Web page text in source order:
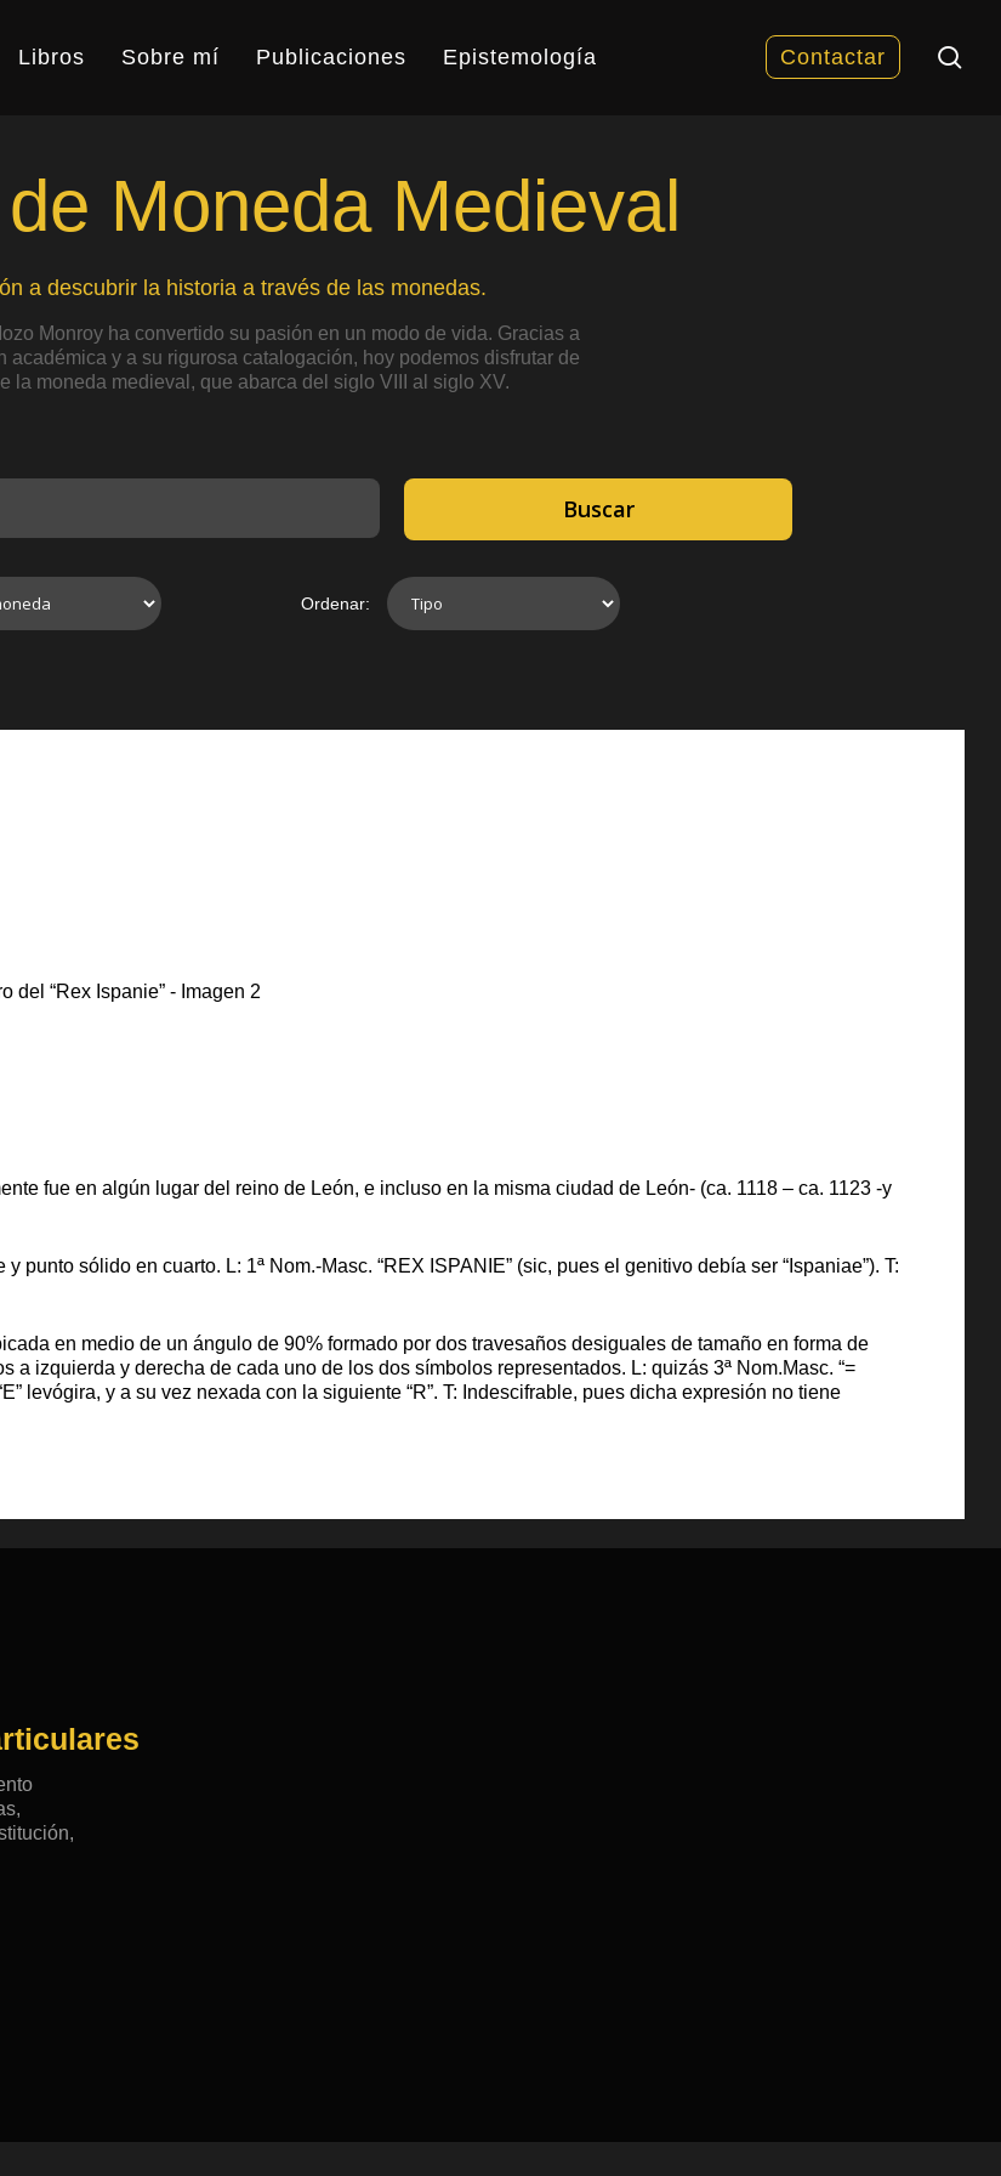
Libros Sobre mí Publicaciones Epistemología Contactar
Moneda Medieval
a descubrir la historia a través de las monedas.
Monroy ha convertido su pasión en un modo de vida. Gracias a
académica y a su rigurosa catalogación, hoy podemos disfrutar de
la moneda medieval, que abarca del siglo VIII al siglo XV.
Buscar
Ordenar:
fue en algún lugar del reino de León, e incluso en la misma ciudad de León- (ca. 1118 – ca. 1123 -y
sólido en cuarto. L: 1ª Nom.-Masc. “REX ISPANIE” (sic, pues el genitivo debía ser “Ispaniae”). T:
en medio de un ángulo de 90% formado por dos travesaños desiguales de tamaño en forma de
a izquierda y derecha de cada uno de los dos símbolos representados. L: quizás 3ª Nom.Masc. “=
levógira, y a su vez nexada con la siguiente “R”. T: Indescifrable, pues dicha expresión no tiene